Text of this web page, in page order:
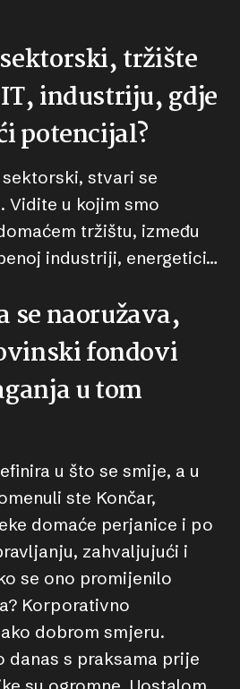
tržište
industriju, gdje
potencijal?
stvari se
Vidite u kojim smo
tržištu, između
industriji, energetici…
se naoružava,
fondovi
u tom
u što se smije, a u
ste Končar,
domaće perjanice i po
zahvaljujući i
se ono promijenilo
Korporativno
dobrom smjeru.
danas s praksama prije